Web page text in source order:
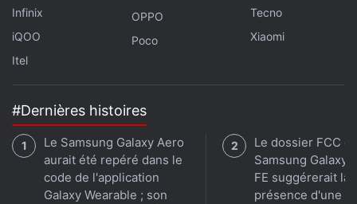
Infinix
iQOO
Itel
OPPO
Poco
Tecno
Xiaomi
#Dernières histoires
Le Samsung Galaxy Aero
aurait été repéré dans le
code de l'application
Galaxy Wearable ; son
Le dossier FCC
Samsung Galaxy
FE suggérerait la
présence d'une